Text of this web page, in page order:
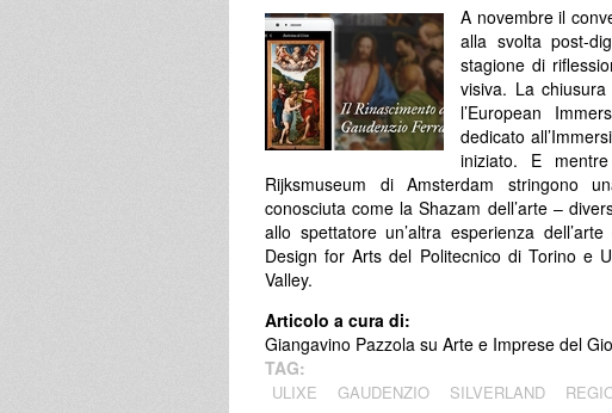
A novembre il
alla svolta post-
stagione di
visiva. La
l’European
dedicato
iniziato. E
Rijksmuseum di Amsterdam stringono
conosciuta come la Shazam dell’arte –
allo spettatore un’altra esperienza
Design for Arts del Politecnico di Torino e
Valley.
Articolo a cura di:
Giangavino Pazzola su Arte e Imprese del
TAG:
ULIXE GAUDENZIO SILVERLAND